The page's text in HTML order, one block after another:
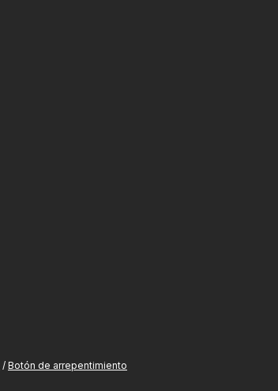
/ Botón de arrepentimiento